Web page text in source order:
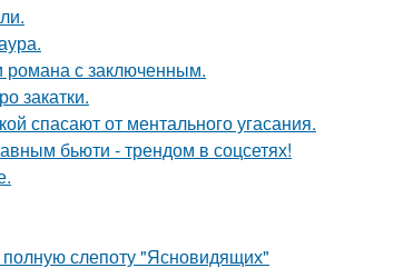
романа с заключенным.
закатки.
спасают от ментального угасания.
бьюти - трендом в соцсетях!
слепоту "Ясновидящих"